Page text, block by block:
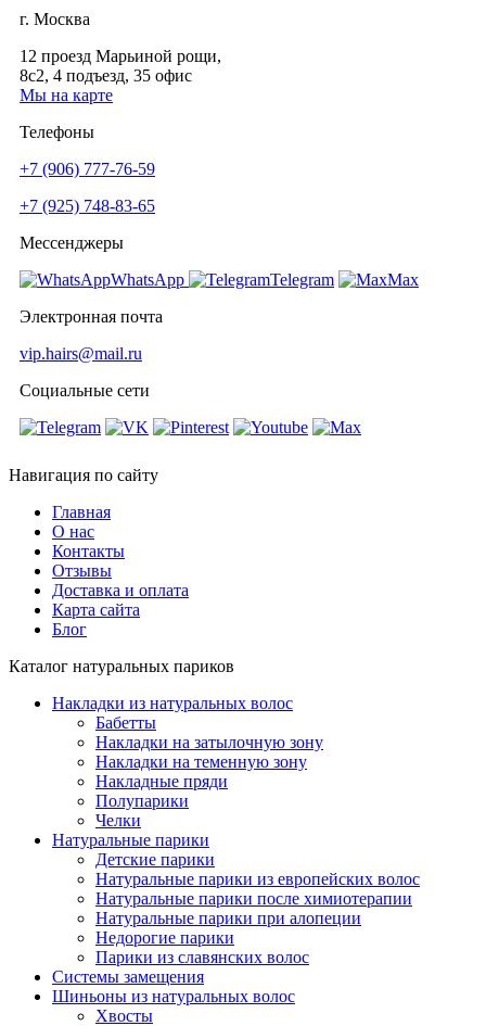
г. Москва
12 проезд Марьиной рощи,
8с2, 4 подъезд, 35 офис
Мы на карте
Телефоны
+7 (906) 777-76-59
+7 (925) 748-83-65
Мессенджеры
WhatsApp
Telegram
Мах
Электронная почта
vip.hairs@mail.ru
Социальные сети
Навигация по сайту
Главная
О нас
Контакты
Отзывы
Доставка и оплата
Карта сайта
Блог
Каталог натуральных париков
Накладки из натуральных волос
Бабетты
Накладки на затылочную зону
Накладки на теменную зону
Накладные пряди
Полупарики
Челки
Натуральные парики
Детские парики
Натуральные парики из европейских волос
Натуральные парики после химиотерапии
Натуральные парики при алопеции
Недорогие парики
Парики из славянских волос
Системы замещения
Шиньоны из натуральных волос
Хвосты